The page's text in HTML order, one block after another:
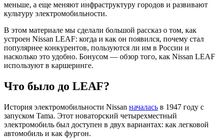
меньше, а еще меняют инфраструктуру городов и развивают
культуру электромобильности.
В этом материале мы сделали большой рассказ о том, как
устроен Nissan LEAF: когда и как он появился, почему стал
популярнее конкурентов, пользуются ли им в России и
насколько это удобно. Бонусом — обзор того, как Nissan LEAF
используют в каршеринге.
Что было до LEAF?
История электромобильности Nissan началась в 1947 году с
запуском Tama. Этот новаторский четырехместный
электромобиль был доступен в двух вариантах: как легковой
автомобиль и как фургон.